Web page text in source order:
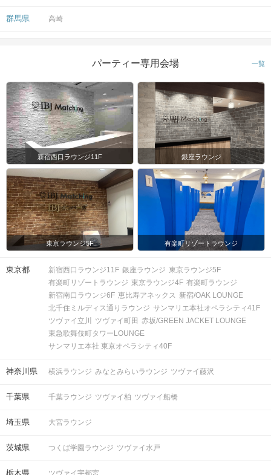
群馬県 高崎
パーティー専用会場 一覧
新宿西口ラウンジ11F 銀座ラウンジ
東京ラウンジ5F 有楽町リゾートラウンジ
東京都 新宿西口ラウンジ11F 銀座ラウンジ 東京ラウンジ5F
有楽町リゾートラウンジ 東京ラウンジ4F 有楽町ラウンジ
新宿南口ラウンジ6F 恵比寿アネックス 新宿/OAK LOUNGE
北千住ミルディス通りラウンジ サンマリエ本社オペラシティ41F
ツヴァイ立川
ツヴァイ町田 赤坂/GREEN JACKET LOUNGE
東急歌舞伎町タワーLOUNGE
サンマリエ本社 東京オペラシティ40F
神奈川県 横浜ラウンジ みなとみらいラウンジ ツヴァイ藤沢
千葉県 千葉ラウンジ ツヴァイ柏 ツヴァイ船橋
埼玉県 大宮ラウンジ
茨城県 つくば学園ラウンジ ツヴァイ水戸
栃木県 ツヴァイ宇都宮